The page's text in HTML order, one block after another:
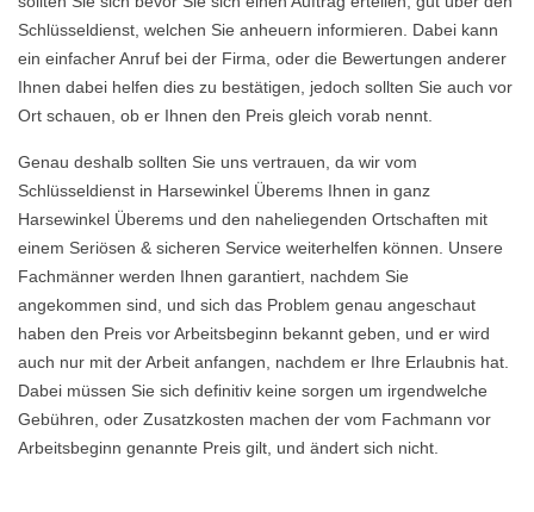
Schlüsseldienst, welchen Sie anheuern informieren. Dabei kann
ein einfacher Anruf bei der Firma, oder die Bewertungen anderer
Ihnen dabei helfen dies zu bestätigen, jedoch sollten Sie auch vor
Ort schauen, ob er Ihnen den Preis gleich vorab nennt.
Genau deshalb sollten Sie uns vertrauen, da wir vom
Schlüsseldienst in Harsewinkel Überems Ihnen in ganz
Harsewinkel Überems und den naheliegenden Ortschaften mit
einem Seriösen & sicheren Service weiterhelfen können. Unsere
Fachmänner werden Ihnen garantiert, nachdem Sie
angekommen sind, und sich das Problem genau angeschaut
haben den Preis vor Arbeitsbeginn bekannt geben, und er wird
auch nur mit der Arbeit anfangen, nachdem er Ihre Erlaubnis hat.
Dabei müssen Sie sich definitiv keine sorgen um irgendwelche
Gebühren, oder Zusatzkosten machen der vom Fachmann vor
Arbeitsbeginn genannte Preis gilt, und ändert sich nicht.